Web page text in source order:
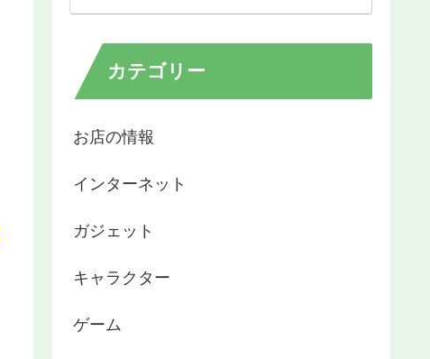
カテゴリー
お店の情報
インターネット
ガジェット
キャラクター
ゲーム